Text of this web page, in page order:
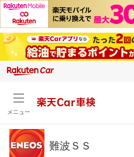
メニュー
楽天Car車検
難波ＳＳ